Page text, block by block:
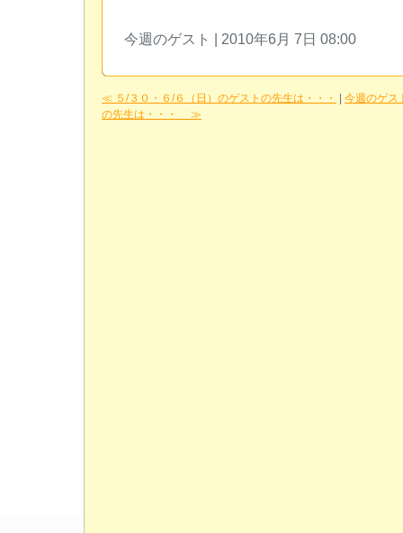
今週のゲスト | 2010年6月 7日 08:00
≪ ５/３０・６/６（日）のゲストの先生は・・・
今週のゲス
の先生は・・・ ≫